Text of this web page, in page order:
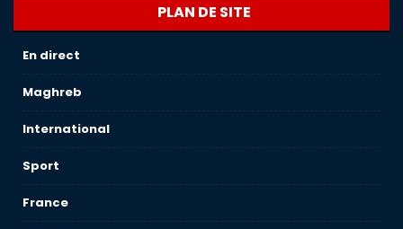
PLAN DE SITE
En direct
Maghreb
International
Sport
France